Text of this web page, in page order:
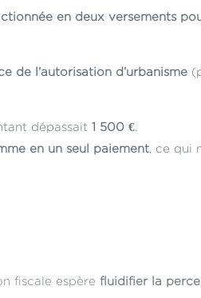
en deux versements
de l’autorisation d’urbanisme
dépassait1 500 €
en un seul paiement , ce qui
fiscale espèrefluidifier la